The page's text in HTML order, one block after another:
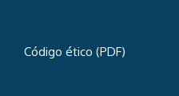
Código ético (PDF)